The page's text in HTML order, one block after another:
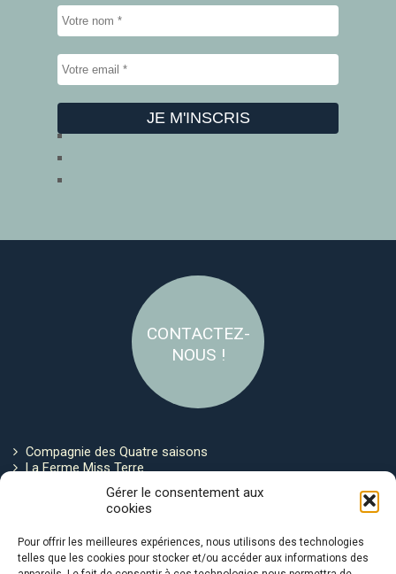
Gérer le consentement aux
cookies
Pour offrir les meilleures expériences, nous utilisons des technologies
telles que les cookies pour stocker et/ou accéder aux informations des
CONTACTEZ-
NOUS !
Compagnie des Quatre saisons
La Ferme Miss Terre
Politique de cookies